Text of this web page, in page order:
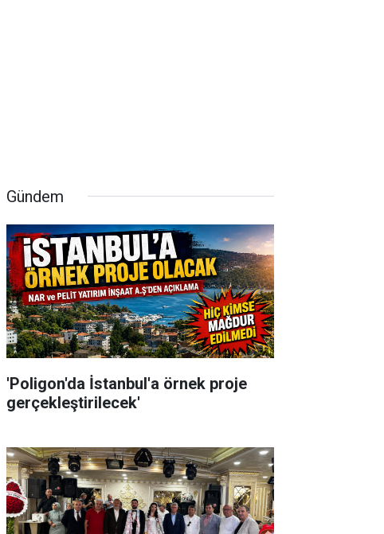
Gündem
'Poligon'da İstanbul'a örnek proje
gerçekleştirilecek'